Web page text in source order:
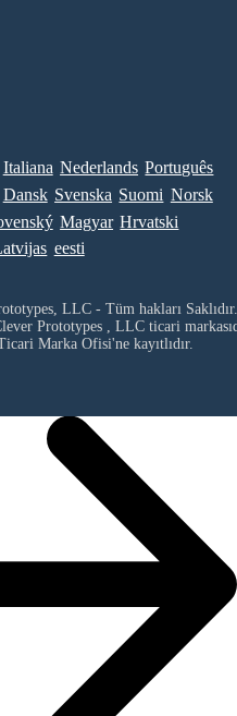
Italiana Nederlands Português
Dansk Svenska Suomi Norsk
Magyar Hrvatski
eesti
LLC - Tüm hakları Saklıdır.
Prototypes , LLCticari
Marka Ofisi'ne kayıtlıdır.